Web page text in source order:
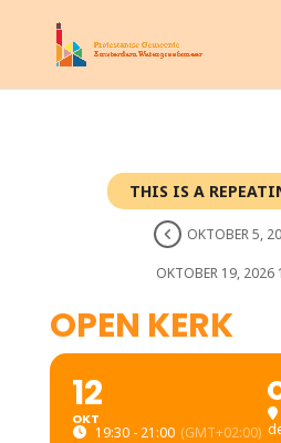
THIS IS A
OKTOBER 5,
OKTOBER 19, 2026
OPEN KERK
12
OKT
19:30 - 21:00 (GMT+02:00)